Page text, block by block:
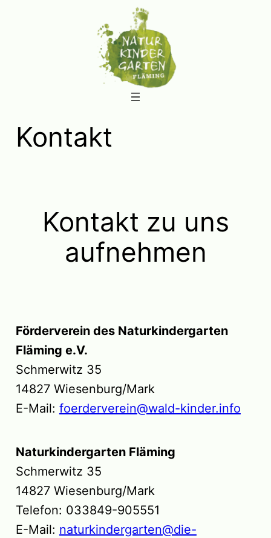
Kontakt
Kontakt zu uns
aufnehmen
Förderverein des Naturkindergarten
Fläming e.V.
Schmerwitz 35
14827 Wiesenburg/Mark
E-Mail: foerderverein@wald-kinder.info
Naturkindergarten Fläming
Schmerwitz 35
14827 Wiesenburg/Mark
Telefon: 033849-905551
E-Mail: naturkindergarten@die-